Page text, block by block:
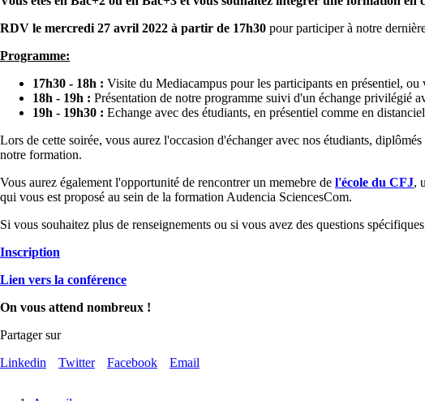
RDV le mercredi 27 avril 2022 à partir de 17h30 pour participer à notre
Programme:
17h30 - 18h : Visite du Mediacampus pour les participants en présentiel,
18h - 19h : Présentation de notre programme suivi d'un échange privilégié
19h - 19h30 : Echange avec des étudiants, en présentiel comme en
Lors de cette soirée, vous aurez l'occasion d'échanger avec nos étudiants,
notre formation.
Vous aurez également l'opportunité de rencontrer un memebre de l'école du CFJ,
qui vous est proposé au sein de la formation Audencia SciencesCom.
Si vous souhaitez plus de renseignements ou si vous avez des questions
Inscription
Lien vers la conférence
On vous attend nombreux !
Partager sur
Linkedin
Twitter Facebook Email